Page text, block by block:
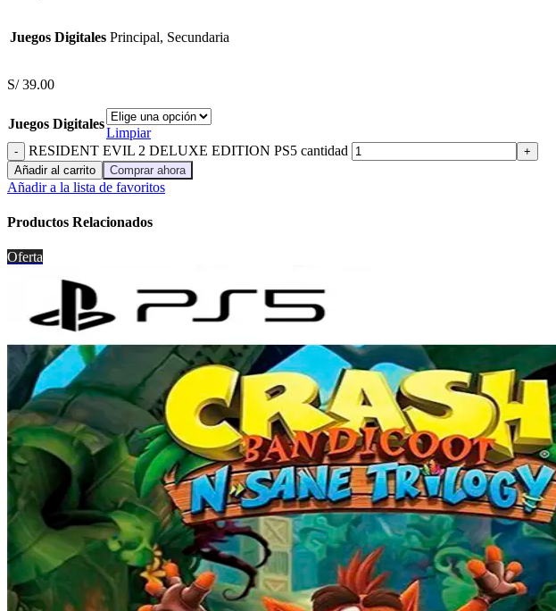
Juegos Digitales Principal, Secundaria
S/39.00
Juegos Digitales
Limpiar
RESIDENT EVIL 2 DELUXE EDITION PS5 cantidad
Añadir al carrito Comprar ahora
Añadir a la lista de favoritos
Productos Relacionados
Oferta